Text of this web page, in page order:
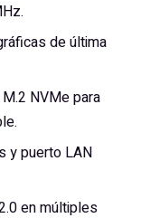
de última
NVMe para
y puerto LAN
en múltiples